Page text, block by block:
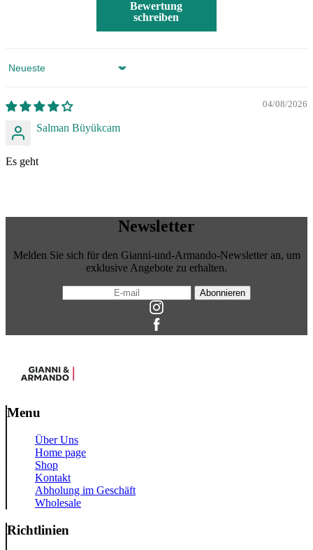
Bewertung
schreiben
Sort by
04/08/2026
Salman Büyükcam
Es geht
Newsletter
Melden Sie sich für den Gianni-und-Armando-Newsletter an, um
exklusive Angebote zu erhalten.
Abonnieren
Menu
Über Uns
Home page
Shop
Kontakt
Abholung im Geschäft
Wholesale
Richtlinien